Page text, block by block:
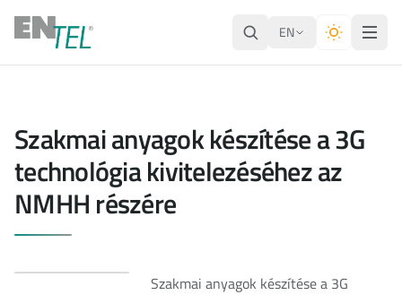
EN
Szakmai anyagok készítése a 3G
technológia kivitelezéséhez az
NMHH részére
Szakmai anyagok készítése a 3G